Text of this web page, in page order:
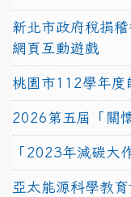
新北市政府稅捐
網頁互動遊戲
桃園市112學年度
2026第五屆「關
「2023年減碳大
亞太能源科學教